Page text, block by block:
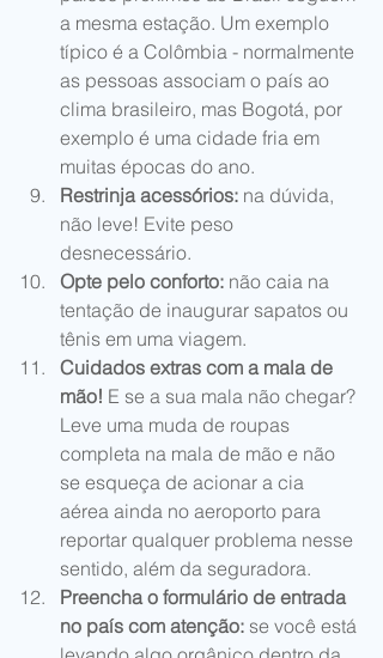
a mesma estação. Um exemplo
típico é a Colômbia - normalmente
as pessoas associam o país ao
clima brasileiro, mas Bogotá, por
exemplo é uma cidade fria em
muitas épocas do ano.
Restrinja acessórios: na dúvida,
não leve! Evite peso
desnecessário.
Opte pelo conforto: não caia na
tentação de inaugurar sapatos ou
tênis em uma viagem.
Cuidados extras com a mala de
mão! E se a sua mala não chegar?
Leve uma muda de roupas
completa na mala de mão e não
se esqueça de acionar a cia
aérea ainda no aeroporto para
reportar qualquer problema nesse
sentido, além da seguradora.
Preencha o formulário de entrada
no país com atenção: se você está